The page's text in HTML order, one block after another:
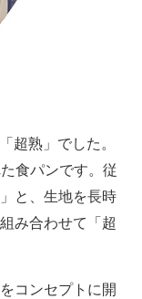
超熟」でした。
食パンです。従
と、生地を長時
み合わせて「超
コンセプトに開